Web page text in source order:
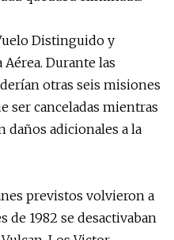
Distinguido y
Durante las
otras seis misiones
ser canceladas mientras
daños adicionales a la
previstos volvieron a
de 1982 se desactivaban